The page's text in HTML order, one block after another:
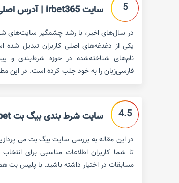
5 سایت irbet365 | آدرس اصلی و پایگاه رسمی سایت
در سال‌های اخیر، با رشد چشمگیر سایت‌های
نام‌های شناخته‌شده در حوزه شرط‌بندی و
فارسی‌زبان را به خود جلب کرده است. در این
4.5 سایت شرط بندی بیگ بت bigbet
در این مقاله به بررسی سایت بیگ بت می
تا شما کاربران اطلاعات مناسبی برای
مسابقات در اختیار داشته باشید. با پلیس